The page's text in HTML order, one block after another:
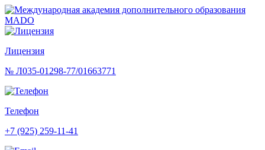
Перейти
к
содержимому
Enter)
Лицензия
№ Л035-01298-77/01663771
Телефон
+7 (925) 259-11-41